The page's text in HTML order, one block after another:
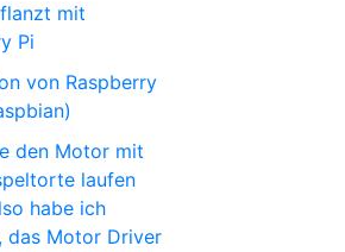
mit
Pi
von Raspberry
den Motor mit
laufen
habe ich
das Motor Driver